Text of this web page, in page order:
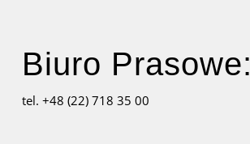
Biuro Prasowe:
tel. +48 (22) 718 35 00